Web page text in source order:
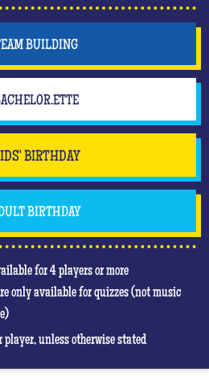
BUILDING
BIRTHDAY
BIRTHDAY
for 4 players or more
only available for quizzes (not music
player, unless otherwise stated